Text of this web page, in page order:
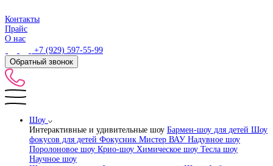
Контакты
Прайс
О нас
+7 (929) 597-55-99
Обратный звонок
Шоу
Интерактивные и удивительные шоу Бармен-шоу для детей Шоу
фокусов для детей Фокусник Мистер ВАУ Надувное шоу
Поролоновое шоу Крио-шоу Химическое шоу Тесла шоу
Научное шоу